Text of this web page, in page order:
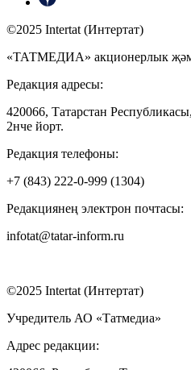
©2025 Intertat (Интертат)
«ТАТМЕДИА» акционерлык
Редакция адресы:
420066, Татарстан
2нче йорт.
Редакция телефоны:
+7 (843) 222-0-999 (1304)
Редакциянең электрон почтасы:
infotat@tatar-inform.ru
©2025 Intertat (Интертат)
Учредитель АО «Татмедиа»
Адрес редакции: